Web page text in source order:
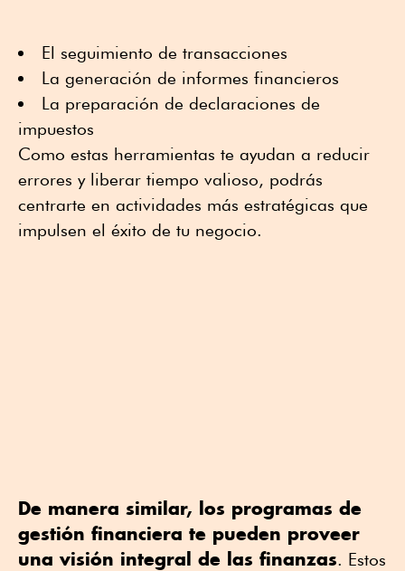
El seguimiento de transacciones
La generación de informes financieros
La preparación de declaraciones de
impuestos
Como estas herramientas te ayudan a reducir
errores y liberar tiempo valioso, podrás
centrarte en actividades más estratégicas que
impulsen el éxito de tu negocio.
De manera similar, los programas de
gestión financiera te pueden proveer
una visión integral de las finanzas. Estos